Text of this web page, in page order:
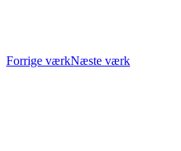
Forrige værkNæste værk